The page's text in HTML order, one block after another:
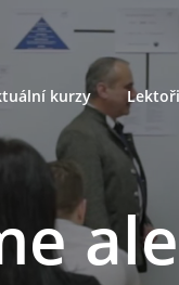
kurzy Lektoři